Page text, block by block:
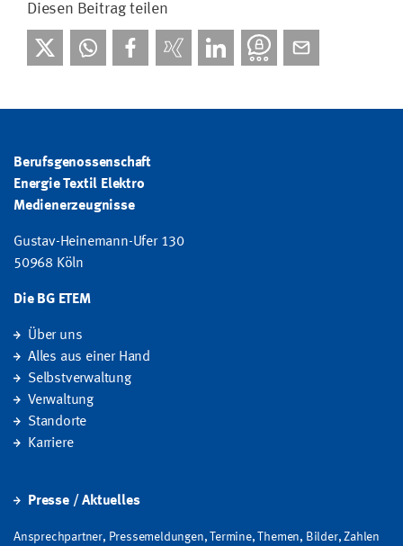
Diesen Beitrag teilen
Berufsgenossenschaft
Energie Textil Elektro
Medienerzeugnisse
Gustav-Heinemann-Ufer 130
50968 Köln
Die BG ETEM
Über uns
Alles aus einer Hand
Selbstverwaltung
Verwaltung
Standorte
Karriere
Presse / Aktuelles
Ansprechpartner, Pressemeldungen, Termine, Themen, Bilder, Zahlen